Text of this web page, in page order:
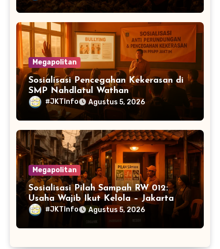
Megapolitan
Sosialisasi Pencegahan Kekerasan di
SMP Nahdlatul Wathan
#JKTInfo Agustus 5, 2026
Megapolitan
Sosialisasi Pilah Sampah RW 012:
Usaha Wajib Ikut Kelola – Jakarta
#JKTInfo Agustus 5, 2026